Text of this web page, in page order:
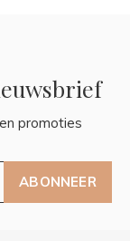
promoties
ABONNEER